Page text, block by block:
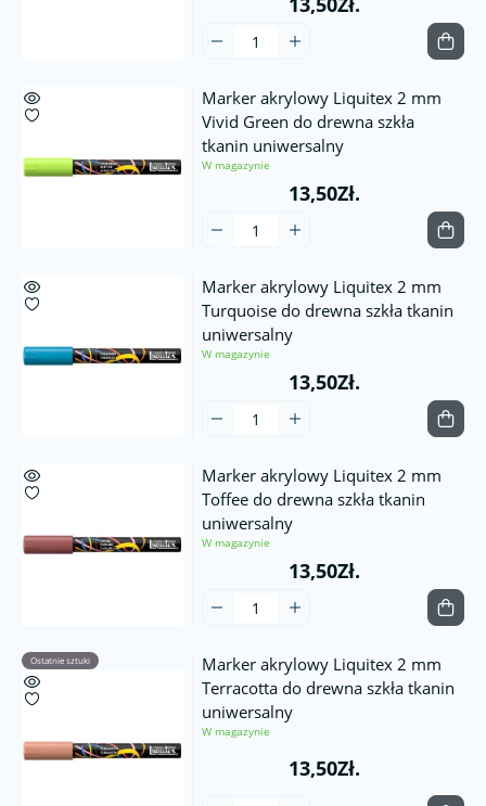
Marker akrylowy Liquitex 2 mm
Vivid Green do drewna szkła
tkanin uniwersalny
W magazynie
13,50Zł.
Marker akrylowy Liquitex 2 mm
Turquoise do drewna szkła tkanin
uniwersalny
W magazynie
13,50Zł.
Marker akrylowy Liquitex 2 mm
Toffee do drewna szkła tkanin
uniwersalny
W magazynie
13,50Zł.
Ostatnie sztuki
Marker akrylowy Liquitex 2 mm
Terracotta do drewna szkła tkanin
uniwersalny
W magazynie
13,50Zł.